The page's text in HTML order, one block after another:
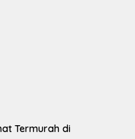
Termurah di